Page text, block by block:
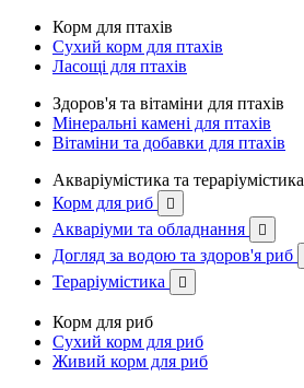
Корм для птахів
Сухий корм для птахів
Ласощі для птахів
Здоров'я та вітаміни для птахів
Мінеральні камені для птахів
Вітаміни та добавки для птахів
Акваріумістика та тераріумістика
Корм для риб

Акваріуми та обладнання 
Догляд за водою та здоров'я риб
Тераріумістика 
Корм для риб
Сухий корм для риб
Живий корм для риб